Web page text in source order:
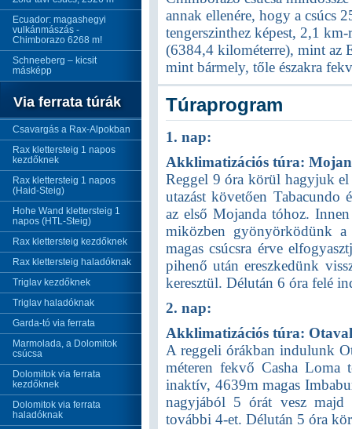
Ecuador: magashegyi
vulkánmászás -
Chimborazo 6268 m!
Schneeberg – kicsit
másképp
Via ferrata túrák
Csavargás a Rax-Alpokban
Rax klettersteig 1 napos
kezdőknek
Rax klettersteig 1 napos
(Haid-Steig)
Hohe Wand klettersteig 1
napos (HTL-Steig)
Rax klettersteig kezdőknek
Rax klettersteig haladóknak
Triglav kezdőknek
Triglav haladóknak
Garda-tó via ferrata
Marmolada, a Dolomitok
csúcsa
Dolomitok via ferrata
kezdőknek
Dolomitok via ferrata
haladóknak
annak ellenére, hogy a csúcs
tengerszinthez képest, 2,1
(6384,4 kilométerre), mint az
mint bármely, tőle északra
Túraprogram
1. nap:
Akklimatizációs túra:
Reggel 9 óra körül hagyjuk
utazást követően Tabacundo
az első Mojanda tóhoz.
miközben gyönyörködünk
magas csúcsra érve
pihenő után ereszkedünk
keresztül. Délután 6 óra felé
2. nap:
Akklimatizációs túra:
A reggeli órákban indulunk
méteren fekvő Casha Loma
inaktív, 4639m magas
nagyjából 5 órát vesz majd
további 4-et. Délután 5 óra